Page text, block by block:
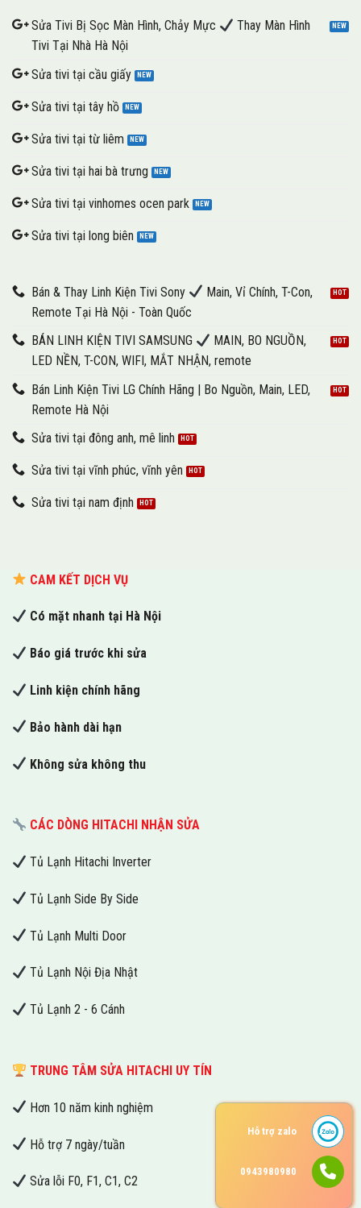
Sửa Tivi Bị Sọc Màn Hình, Chảy Mực
Thay Màn Hình
Tivi Tại Nhà Hà Nội
Sửa tivi tại cầu giấy
Sửa tivi tại tây hồ
Sửa tivi tại từ liêm
Sửa tivi tại hai bà trưng
Sửa tivi tại vinhomes ocen park
Sửa tivi tại long biên
Bán & Thay Linh Kiện Tivi Sony
Main, Vỉ Chính, T-Con,
Remote Tại Hà Nội - Toàn Quốc
BÁN LINH KIỆN TIVI SAMSUNG
MAIN, BO NGUỒN,
LED NỀN, T-CON, WIFI, MẮT NHẬN, remote
Bán Linh Kiện Tivi LG Chính Hãng | Bo Nguồn, Main, LED,
Remote Hà Nội
Sửa tivi tại đông anh, mê linh
Sửa tivi tại vĩnh phúc, vĩnh yên
Sửa tivi tại nam định
CAM KẾT DỊCH VỤ
Có mặt nhanh tại Hà Nội
Báo giá trước khi sửa
Linh kiện chính hãng
Bảo hành dài hạn
Không sửa không thu
CÁC DÒNG HITACHI NHẬN SỬA
Tủ Lạnh Hitachi Inverter
Tủ Lạnh Side By Side
Tủ Lạnh Multi Door
Tủ Lạnh Nội Địa Nhật
Tủ Lạnh 2 - 6 Cánh
TRUNG TÂM SỬA HITACHI UY TÍN
Hơn 10 năm kinh nghiệm
Hỗ trợ 7 ngày/tuần
Sửa lỗi F0, F1, C1, C2
Hỗ trợ zalo
0943980980